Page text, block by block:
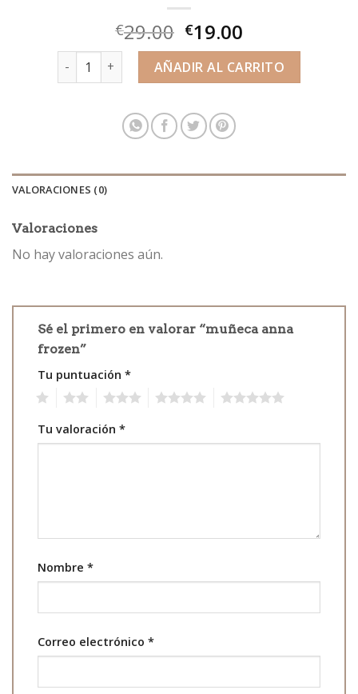
€29.00 €19.00
muñeca anna frozen cantidad
AÑADIR AL CARRITO
VALORACIONES (0)
Valoraciones
No hay valoraciones aún.
Sé el primero en valorar “muñeca anna
frozen”
Tu puntuación *
Tu valoración *
Nombre *
Correo electrónico *